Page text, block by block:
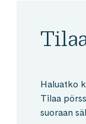
Haluatko
Tilaa
suoraan